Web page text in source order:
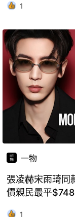
1
一物
張凌赫宋雨琦同
價親民最平
1